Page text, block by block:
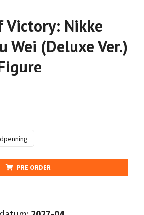
Victory: Nikke
Wei (Deluxe Ver.)
PRE ORDER